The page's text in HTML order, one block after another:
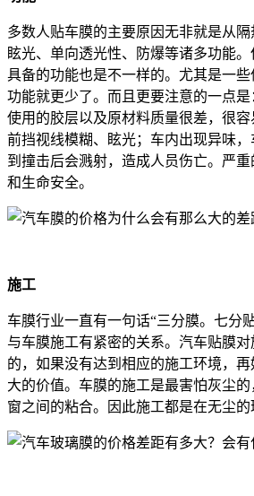
多数人贴车膜的主要原因无非就是从
眩光、单向透光性、防爆等诸多功能
具备的功能也是不一样的。尤其是一
功能就更少了。而且更要注意的一点
使用的胶层以及原材料质量很差，很
前挡视线模糊、眩光；车内出现异味
到撞击后会溅射，造成人员伤亡。严
和生命安全。
施工
车膜行业一直有一句话“三分膜。七分
与车膜施工有紧密的关系。汽车贴膜
的，如果没有达到相应的施工环境，
大的价值。车膜的施工是最害怕灰尘
窗之间的粘合。因此施工都是在无尘